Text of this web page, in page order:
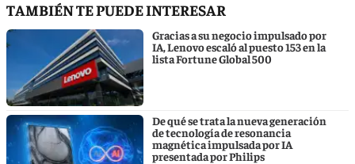
TAMBIÉN TE PUEDE INTERESAR
Gracias a su negocio impulsado por
IA, Lenovo escaló al puesto 153 en la
lista Fortune Global 500
De qué se trata la nueva generación
de tecnología de resonancia
magnética impulsada por IA
presentada por Philips